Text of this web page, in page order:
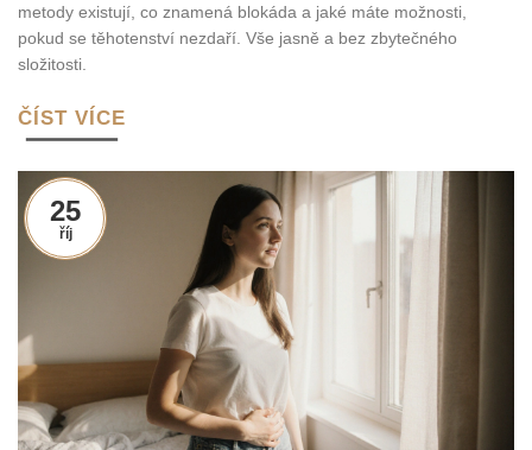
metody existují, co znamená blokáda a jaké máte možnosti,
pokud se těhotenství nezdaří. Vše jasně a bez zbytečného
složitosti.
ČÍST VÍCE
25
říj